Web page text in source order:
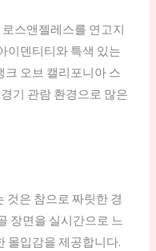
스앤젤레스를 연고지
이덴티티와 특색 있는
크 오브 캘리포니아 스
기 관람 환경으로 많은
것은 참으로 짜릿한 경
장면을 실시간으로 느
몰입감을 제공합니다.